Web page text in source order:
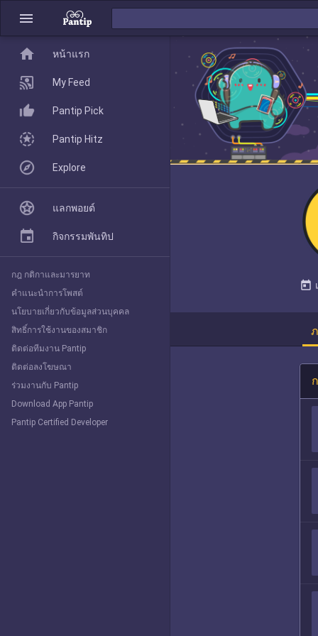
menu
today
home
Pantip Pick
Explore
home หน้าแรก
My Feed
Pantip Pick
Pantip Hitz
Explore
แลกพอยต์
กิจกรรมพันทิป
กฎ กติกาและมารยาท
คำแนะนำการโพสต์
นโยบายเกี่ยวกับข้อมูลส่วนบุคคล
สิทธิ์การใช้งานของสมาชิก
ติดต่อทีมงาน Pantip
ติดต่อลงโฆษณา
ร่วมงานกับ Pantip
Download App Pantip
Pantip Certified Developer